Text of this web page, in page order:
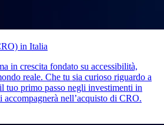
in Italia
in crescita fondato su accessibilità,
reale. Che tu sia curioso riguardo a
tuo primo passo negli investimenti in
nell’acquisto di CRO.